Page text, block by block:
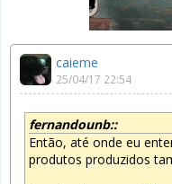
caieme
25/04/17 22:54
fernandounb::
Então, até onde eu
produtos produzidos